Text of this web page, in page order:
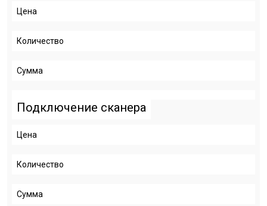
Цена
Количество
Сумма
Подключение сканера
Цена
Количество
Сумма